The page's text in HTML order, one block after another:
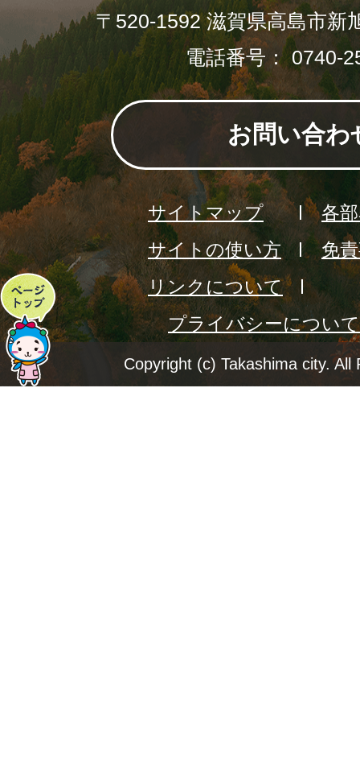
ペ
ー
ジ
〒520-1592 滋賀県高島市新
電話番号： 0740-
お問い合わ
サイトマップ
各
サイトの使い方
免
リンクについて
プライバシーについて
Copyright (c) Takashima city. All